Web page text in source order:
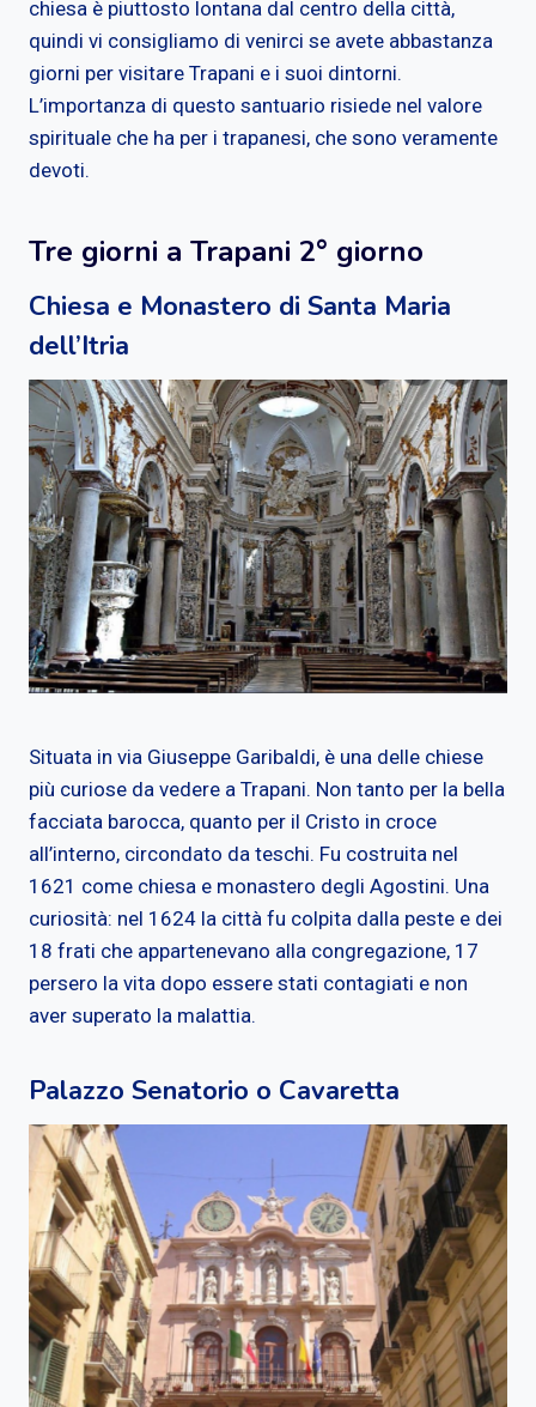
chiesa è piuttosto lontana dal centro della città,
quindi vi consigliamo di venirci se avete abbastanza
giorni per visitare Trapani e i suoi dintorni.
L’importanza di questo santuario risiede nel valore
spirituale che ha per i trapanesi, che sono veramente
devoti.
Tre giorni a Trapani 2° giorno
Chiesa e Monastero di Santa Maria
dell’Itria
Situata in via Giuseppe Garibaldi, è una delle chiese
più curiose da vedere a Trapani. Non tanto per la bella
facciata barocca, quanto per il Cristo in croce
all’interno, circondato da teschi. Fu costruita nel
1621 come chiesa e monastero degli Agostini. Una
curiosità: nel 1624 la città fu colpita dalla peste e dei
18 frati che appartenevano alla congregazione, 17
persero la vita dopo essere stati contagiati e non
aver superato la malattia.
Palazzo Senatorio o Cavaretta